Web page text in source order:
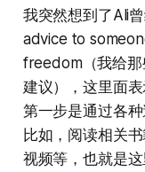
我突然想到了Ali
advice to
freedom（我给那
建议），这里面
第一步是通过各
比如，阅读相关
视频等，也就是